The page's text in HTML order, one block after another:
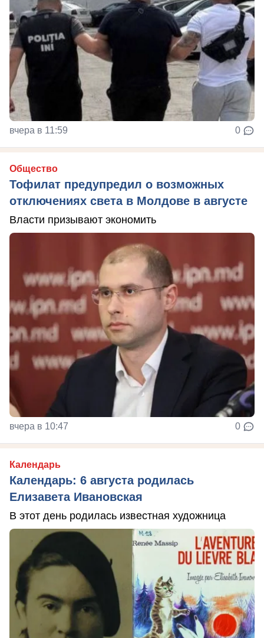
вчера в 11:59 0
Общество
Тофилат предупредил о возможных
отключениях света в Молдове в августе
Власти призывают экономить
вчера в 10:47 0
Календарь
Календарь: 6 августа родилась
Елизавета Ивановская
В этот день родилась известная художница